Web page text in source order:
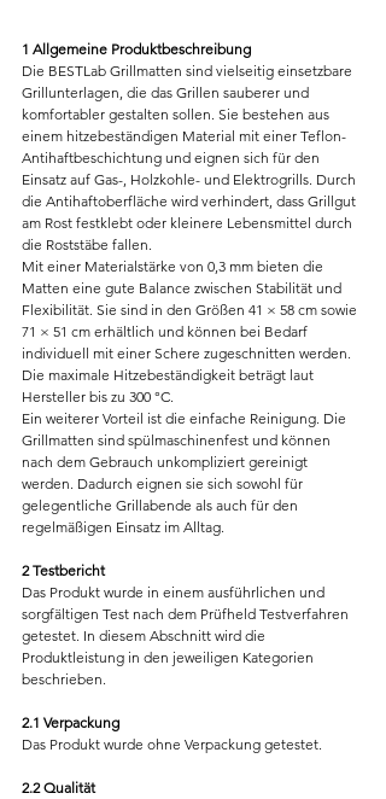
1 Allgemeine Produktbeschreibung
Die BESTLab Grillmatten sind vielseitig einsetzbare
Grillunterlagen, die das Grillen sauberer und
komfortabler gestalten sollen. Sie bestehen aus
einem hitzebeständigen Material mit einer Teflon-
Antihaftbeschichtung und eignen sich für den
Einsatz auf Gas-, Holzkohle- und Elektrogrills. Durch
die Antihaftoberfläche wird verhindert, dass Grillgut
am Rost festklebt oder kleinere Lebensmittel durch
die Roststäbe fallen.
Mit einer Materialstärke von 0,3 mm bieten die
Matten eine gute Balance zwischen Stabilität und
Flexibilität. Sie sind in den Größen 41 × 58 cm sowie
71 × 51 cm erhältlich und können bei Bedarf
individuell mit einer Schere zugeschnitten werden.
Die maximale Hitzebeständigkeit beträgt laut
Hersteller bis zu 300 °C.
Ein weiterer Vorteil ist die einfache Reinigung. Die
Grillmatten sind spülmaschinenfest und können
nach dem Gebrauch unkompliziert gereinigt
werden. Dadurch eignen sie sich sowohl für
gelegentliche Grillabende als auch für den
regelmäßigen Einsatz im Alltag.
2 Testbericht
Das Produkt wurde in einem ausführlichen und
sorgfältigen Test nach dem Prüfheld Testverfahren
getestet. In diesem Abschnitt wird die
Produktleistung in den jeweiligen Kategorien
beschrieben.
2.1 Verpackung
Das Produkt wurde ohne Verpackung getestet.
2.2 Qualität